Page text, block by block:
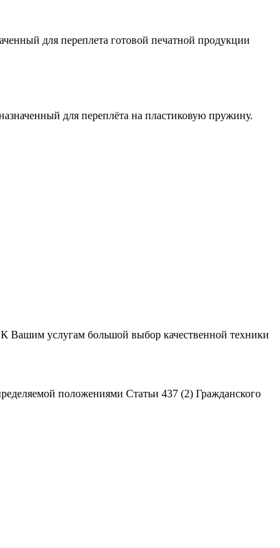
для переплета готовой печатной продукции
для переплёта на пластиковую пружину.
Вашим услугам большой выбор качественной техники
положениями Статьи 437 (2) Гражданского